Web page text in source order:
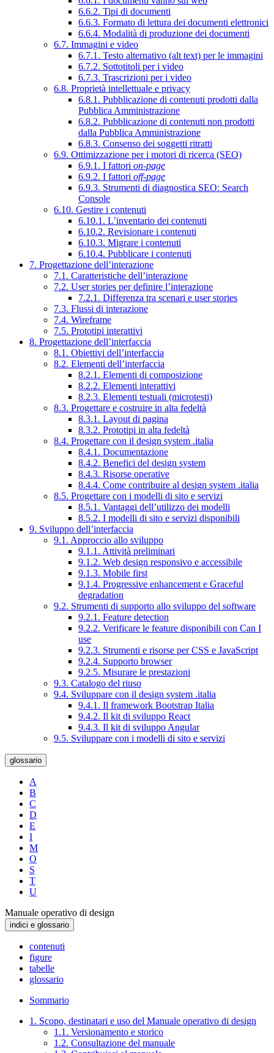
6.6.2. Tipi di documenti
6.6.3. Formato di lettura dei documenti elettronici
6.6.4. Modalità di produzione dei documenti
6.7. Immagini e video
6.7.1. Testo alternativo (alt text) per le immagini
6.7.2. Sottotitoli per i video
6.7.3. Trascrizioni per i video
6.8. Proprietà intellettuale e privacy
6.8.1. Pubblicazione di contenuti prodotti dalla
Pubblica Amministrazione
6.8.2. Pubblicazione di contenuti non prodotti
dalla Pubblica Amministrazione
6.8.3. Consenso dei soggetti ritratti
6.9. Ottimizzazione per i motori di ricerca (SEO)
6.9.1. I fattori on-page
6.9.2. I fattori off-page
6.9.3. Strumenti di diagnostica SEO: Search
Console
6.10. Gestire i contenuti
6.10.1. L’inventario dei contenuti
6.10.2. Revisionare i contenuti
6.10.3. Migrare i contenuti
6.10.4. Pubblicare i contenuti
7. Progettazione dell’interazione
7.1. Caratteristiche dell’interazione
7.2. User stories per definire l’interazione
7.2.1. Differenza tra scenari e user stories
7.3. Flussi di interazione
7.4. Wireframe
7.5. Prototipi interattivi
8. Progettazione dell’interfaccia
8.1. Obiettivi dell’interfaccia
8.2. Elementi dell’interfaccia
8.2.1. Elementi di composizione
8.2.2. Elementi interattivi
8.2.3. Elementi testuali (microtesti)
8.3. Progettare e costruire in alta fedeltà
8.3.1. Layout di pagina
8.3.2. Prototipi in alta fedeltà
8.4. Progettare con il design system .italia
8.4.1. Documentazione
8.4.2. Benefici del design system
8.4.3. Risorse operative
8.4.4. Come contribuire al design system .italia
8.5. Progettare con i modelli di sito e servizi
8.5.1. Vantaggi dell’utilizzo dei modelli
8.5.2. I modelli di sito e servizi disponibili
9. Sviluppo dell’interfaccia
9.1. Approccio allo sviluppo
9.1.1. Attività preliminari
9.1.2. Web design responsivo e accessibile
9.1.3. Mobile first
9.1.4. Progressive enhancement e Graceful
degradation
9.2. Strumenti di supporto allo sviluppo del software
9.2.1. Feature detection
9.2.2. Verificare le feature disponibili con Can I
use
9.2.3. Strumenti e risorse per CSS e JavaScript
9.2.4. Supporto browser
9.2.5. Misurare le prestazioni
9.3. Catalogo del riuso
9.4. Sviluppare con il design system .italia
9.4.1. Il framework Bootstrap Italia
9.4.2. Il kit di sviluppo React
9.4.3. Il kit di sviluppo Angular
9.5. Sviluppare con i modelli di sito e servizi
glossario
A
B
C
D
E
I
M
O
S
T
U
Manuale operativo di design
indici e glossario
contenuti
figure
tabelle
glossario
Sommario
1. Scopo, destinatari e uso del Manuale operativo di design
1.1. Versionamento e storico
1.2. Consultazione del manuale